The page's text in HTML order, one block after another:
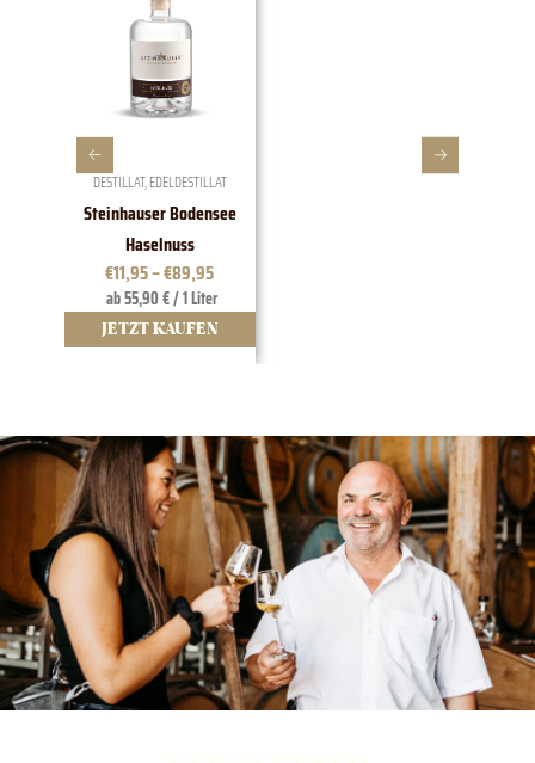
DESTILLAT,EDELDESTILLAT
Steinhauser Bodensee
Haselnuss
€11,95–€89,95
ab 55,90 € / 1 Liter
JETZT KAUFEN